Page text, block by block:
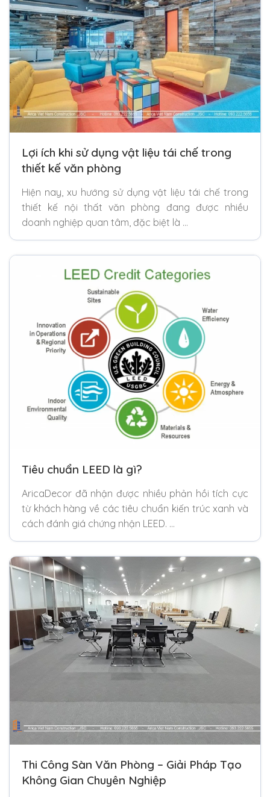
Lợi ích khi sử dụng vật liệu tái chế trong
thiết kế văn phòng
Hiện nay, xu hướng sử dụng vật liệu tái chế trong
thiết kế nội thất văn phòng đang được nhiều
doanh nghiệp quan tâm, đặc biệt là …
Tiêu chuẩn LEED là gì?
AricaDecor đã nhận được nhiều phản hồi tích cực
từ khách hàng về các tiêu chuẩn kiến trúc xanh và
cách đánh giá chứng nhận LEED. …
Thi Công Sàn Văn Phòng – Giải Pháp Tạo
Không Gian Chuyên Nghiệp